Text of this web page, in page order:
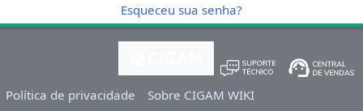
Esqueceu sua senha?
Política de privacidade Sobre CIGAM WIKI